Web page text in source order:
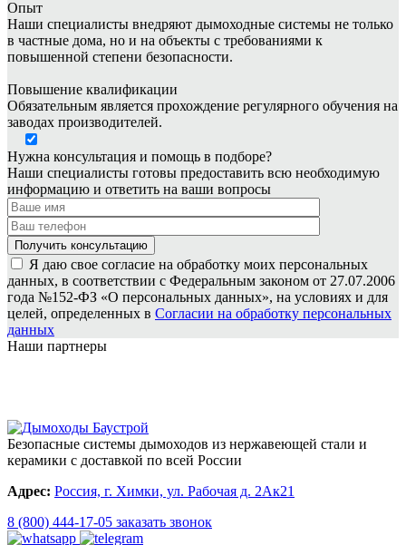
Опыт
Наши специалисты внедряют дымоходные системы не только
в частные дома, но и на объекты с требованиями к
повышенной степени безопасности.
Повышение квалификации
Обязательным является прохождение регулярного обучения на
заводах производителей.
Нужна консультация и помощь в подборе?
Наши специалисты готовы предоставить всю необходимую
информацию и ответить на ваши вопросы
Я даю свое согласие на обработку моих персональных
данных, в соответствии с Федеральным законом от 27.07.2006
года №152-ФЗ «О персональных данных», на условиях и для
целей, определенных в Согласии на обработку персональных
данных
Наши партнеры
Безопасные системы дымоходов из нержавеющей стали и
керамики с доставкой по всей России
Адрес: Россия, г. Химки, ул. Рабочая д. 2Ак21
8 (800) 444-17-05 заказать звонок